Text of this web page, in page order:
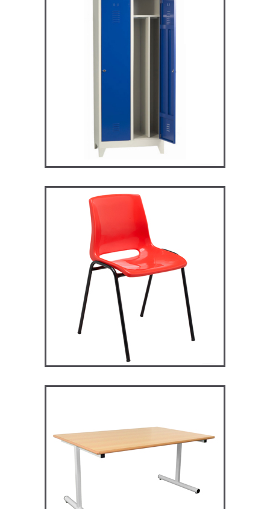
ARV2S – Vestiaire industrie
salissante
ST119 – Rick – Chaise
Primaire, collège et
secondaire
CHAISES ET BANCS
RM128 – Restauration
Maggie
TABLES ET MANGE DEBOUT